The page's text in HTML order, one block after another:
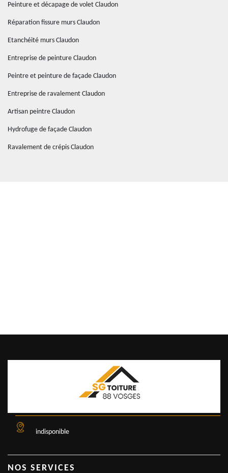
Peinture et décapage de volet Claudon
Réparation fissure murs Claudon
Etanchéité murs Claudon
Entreprise de peinture Claudon
Peintre et peinture de façade Claudon
Entreprise de ravalement Claudon
Artisan peintre Claudon
Hydrofuge de façade Claudon
Ravalement de crépis Claudon
indisponible
NOS SERVICES